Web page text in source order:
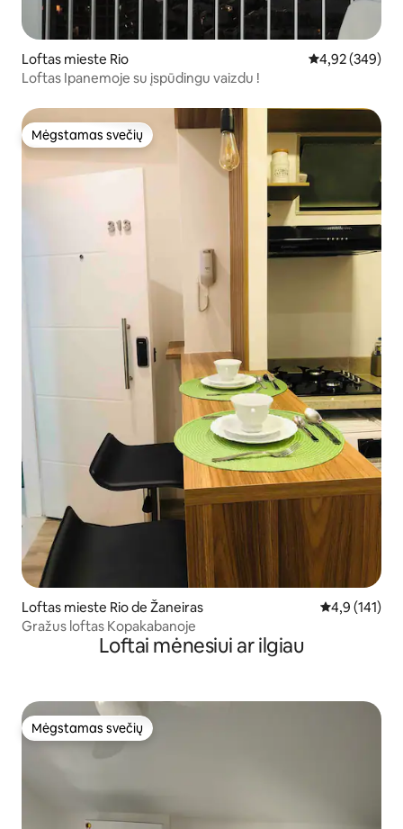
Loftas mieste Rio Vidutinis
4,92 (349)
Loftas Ipanemoje su įspūdingu vaizdu !
Mėgstamas svečių
Mėgstamas svečių
Loftas mieste Rio de Žaneiras Vidutinis
4,9 (141)
Gražus loftas Kopakabanoje
Loftai mėnesiui ar ilgiau
Mėgstamas svečių
Mėgstamas svečių